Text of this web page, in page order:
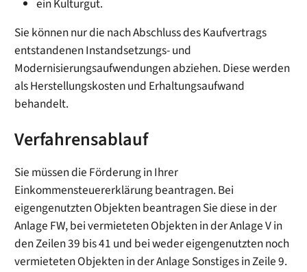
ein Kulturgut.
Sie können nur die nach Abschluss des Kaufvertrags
entstandenen Instandsetzungs- und
Modernisierungsaufwendungen abziehen. Diese werden
als Herstellungskosten und Erhaltungsaufwand
behandelt.
Verfahrensablauf
Sie müssen die Förderung in Ihrer
Einkommensteuererklärung beantragen. Bei
eigengenutzten Objekten beantragen Sie diese in der
Anlage FW, bei vermieteten Objekten in der Anlage V in
den Zeilen 39 bis 41 und bei weder eigengenutzten noch
vermieteten Objekten in der Anlage Sonstiges in Zeile 9.